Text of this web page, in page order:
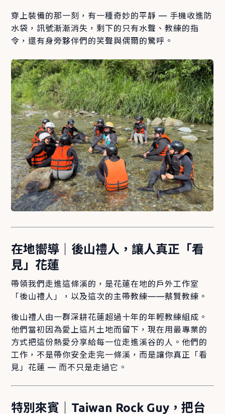
穿上裝備的那一刻，有一種奇妙的平靜 — 手機收進防
水袋，訊號漸漸消失，剩下的只有水聲、教練的指
令，還有身旁夥伴們的笑聲與偶爾的驚呼。
在地嚮導｜後山禮人，讓人真正「看
見」花蓮
帶領我們走進這條溪的，是花蓮在地的戶外工作室
「後山禮人」，以及這次的主帶教練——蔡賢教練。
後山禮人由一群深耕花蓮超過十年的年輕教練組成。
他們當初因為愛上這片土地而留下，現在用最專業的
方式把這份熱愛分享給每一位走進溪谷的人。他們的
工作，不是帶你安全走完一條溪，而是讓你真正「看
見」花蓮 — 而不只是走過它。
特別來賓｜Taiwan Rock Guy，把台